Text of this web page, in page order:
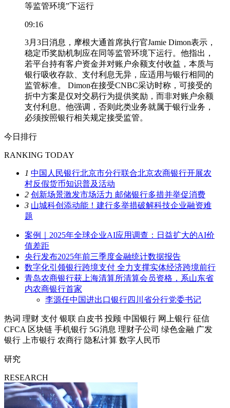
等监管环境”下运行
09:16
3月3日消息，摩根大通首席执行官Jamie Dimon表示，
稳定币奖励机制应在同等监管环境下运行。他指出，
若平台持有客户资金并对账户余额支付收益，本质与
银行吸收存款、支付利息无异，应适用与银行相同的
监管标准。 Dimon在接受CNBC采访时称，可接受的
折中方案是仅对交易行为提供奖励，而非对账户余额
支付利息。他强调，否则此类业务就属于银行业务，
必须按照银行相关规定接受监管。
今日排行
RANKING TODAY
1 中国人民银行北京市分行联合北京农商银行开展农
村反假货币知识普及活动
2 创新场景激发市场活力 邮储银行多措并举促消费
3 山城科创添动能！建行多举措破解科技企业融资难
题
案例｜2025年全球企业AI应用调查：日益扩大的AI价
值差距
央行发布2025年前三季度金融统计数据报告
数字化引领银行跨境支付 全力支撑实体经济跨境前行
青岛农商银行获上海清算所清算会员资格，系山东省
内农商银行首家
李源任中国进出口银行四川省分行党委书记
热词 理财 支付 银联 白皮书 投顾 中国银行 网上银行 征信
CFCA 区块链 手机银行 5G消息 理财子公司 绿色金融 广发
银行
上市银行 农商行 隐私计算 数字人民币
研究
RESEARCH